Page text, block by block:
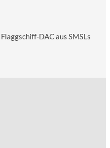
DAC aus SMSLs